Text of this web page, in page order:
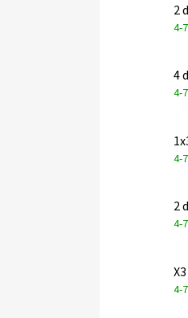
2
4-
4
4-
4-
2
4-
4-